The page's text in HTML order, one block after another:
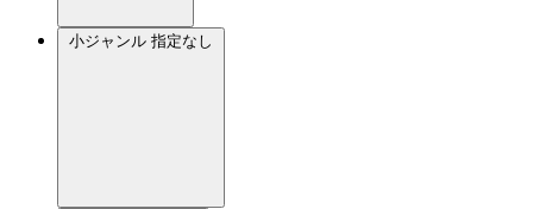
小ジャンル 指定なし